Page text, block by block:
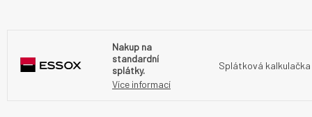
Nakup na
standardní
splátky.
Více informací
Splátková kalkulačka